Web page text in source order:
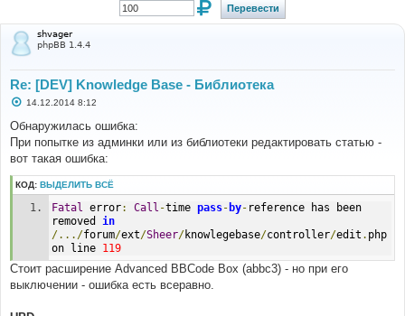
shvager
phpBB 1.4.4
Re: [DEV] Knowledge Base - Библиотека
С
о
б
щ
е
н
и
е
14.12.2014 8:12
Обнаружилась ошибка:
При попытке из админки или из библиотеки редактировать статью -
вот такая ошибка:
КОД: ВЫДЕЛИТЬ ВСЁ
Fatal error: Call -time pass- by- reference has been
removed in
/.../forum/ext/Sheer/knowlegebase/controller/edit . php
on line 119
Стоит расширение Advanced BBCode Box (abbc3) - но при его
выключении - ошибка есть всеравно.